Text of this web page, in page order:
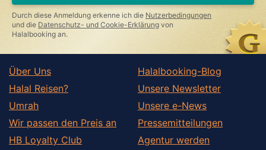
Durch diese Anmeldung erkenne ich die Nutzerbedingungen
und die Datenschutz- und Cookie-Erklärung von
Halalbooking an.
Über Uns
Halal Reisen?
Umrah
Wir passen den Preis an
HB Loyalty Club
Halalbooking-Blog
Unsere Newsletter
Unsere e-News
Pressemitteilungen
Agentur werden